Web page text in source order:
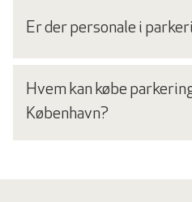
Er der personale i
Hvem kan købe
København?